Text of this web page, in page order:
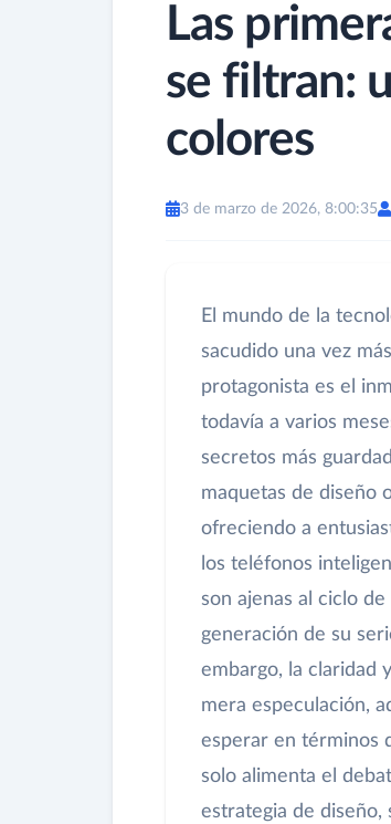
Las
se filtran:
colores
3 de marzo de 2026, 8:00:35
El mundo de la
sacudido una vez
protagonista es el
todavía a varios
secretos más
maquetas de diseño
ofreciendo a
los teléfonos
son ajenas al ciclo
generación de su
embargo, la claridad
mera especulación,
esperar en términos
solo alimenta el
estrategia de diseño,